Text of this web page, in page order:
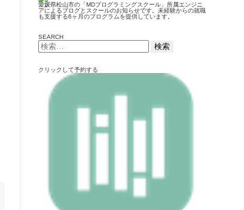
愛媛県松山市の「MDプログラミングスクール」所属エンジニ
アによるブログとスクールのお知らせです。未経験からの就職
も支援する6ヶ月のプログラムを提供しています。
SEARCH
検
索:
クリックして予約する